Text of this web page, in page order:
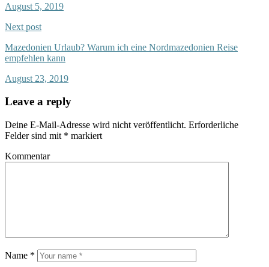
August 5, 2019
Next post
Mazedonien Urlaub? Warum ich eine Nordmazedonien Reise
empfehlen kann
August 23, 2019
Leave a reply
Deine E-Mail-Adresse wird nicht veröffentlicht. Erforderliche
Felder sind mit * markiert
Kommentar
Name *